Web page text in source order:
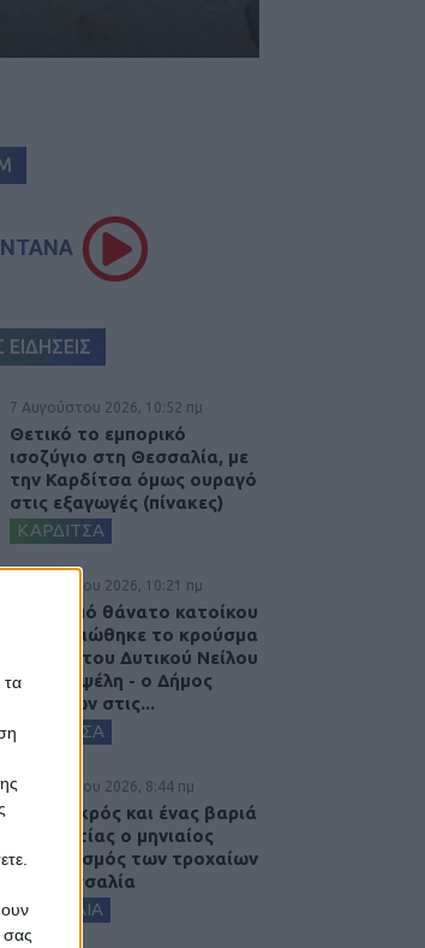
τα
σας
7 Αυγούστου 2026, 10:52 πμ
Θετικό το εμπορικό
ισοζύγιο στη Θεσσαλία, με
την Καρδίτσα όμως ουραγό
στις εξαγωγές (πίνακες)
ΚΑΡΔΙΤΣΑ
7 Αυγούστου 2026, 10:21 πμ
Μετά από θάνατο κατοίκου
επιβεβαιώθηκε το κρούσμα
του ιού του Δυτικού Νείλου
στην Κυψέλη - ο Δήμος
Σοφάδων στις...
ΚΑΡΔΙΤΣΑ
7 Αυγούστου 2026, 8:44 πμ
Ένας νεκρός και ένας βαριά
τραυματίας ο μηνιαίος
απολογισμός των τροχαίων
στη Θεσσαλία
ΘΕΣΣΑΛΙΑ